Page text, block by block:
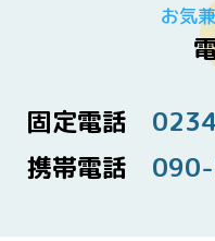
お気
固定電話
携帯電話